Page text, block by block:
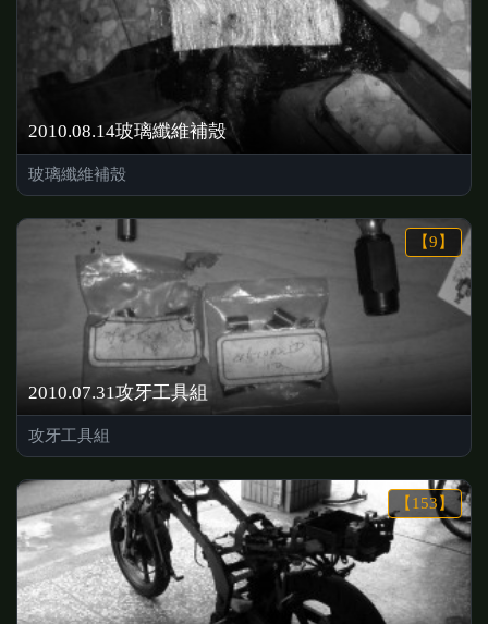
2010.08.14玻璃纖維補殼
玻璃纖維補殼
【9】
2010.07.31攻牙工具組
攻牙工具組
【153】